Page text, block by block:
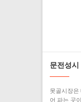
문전성
못골시장은
어 파는 곳